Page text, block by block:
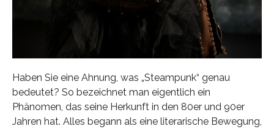
Haben Sie eine Ahnung, was „Steampunk“ genau
bedeutet? So bezeichnet man eigentlich ein
Phänomen, das seine Herkunft in den 80er und 90er
Jahren hat. Alles begann als eine literarische Bewegung,